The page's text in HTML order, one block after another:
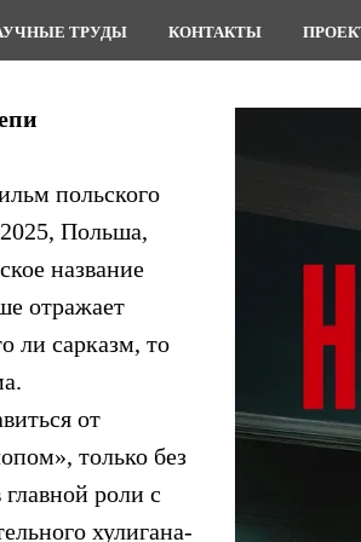
ТРУДЫ КОНТАКТЫ
польского
Польша,
название
отражает
ли сарказм, то
от
только без
роли с
хулигана-